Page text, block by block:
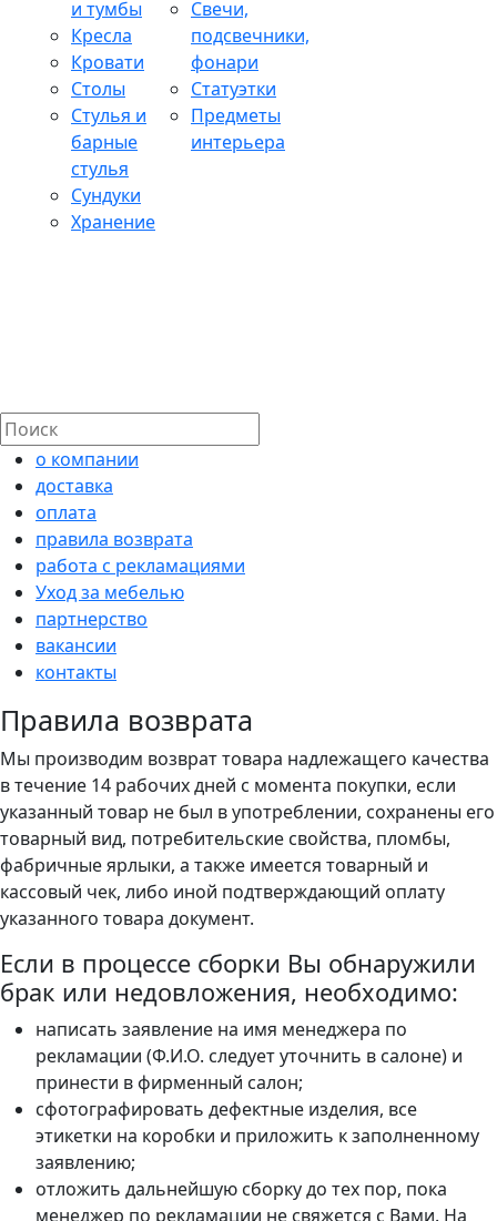
и тумбы
Кресла
Кровати
Столы
Стулья и
барные
стулья
Сундуки
Хранение
Свечи,
подсвечники,
фонари
Статуэтки
Предметы
интерьера
о компании
доставка
оплата
правила возврата
работа с рекламациями
Уход за мебелью
партнерство
вакансии
контакты
Правила возврата
Мы производим возврат товара надлежащего качества
в течение 14 рабочих дней с момента покупки, если
указанный товар не был в употреблении, сохранены его
товарный вид, потребительские свойства, пломбы,
фабричные ярлыки, а также имеется товарный и
кассовый чек, либо иной подтверждающий оплату
указанного товара документ.
Если в процессе сборки Вы обнаружили
брак или недовложения, необходимо:
написать заявление на имя менеджера по
рекламации (Ф.И.О. следует уточнить в салоне) и
принести в фирменный салон;
сфотографировать дефектные изделия, все
этикетки на коробки и приложить к заполненному
заявлению;
отложить дальнейшую сборку до тех пор, пока
менеджер по рекламации не свяжется с Вами. На